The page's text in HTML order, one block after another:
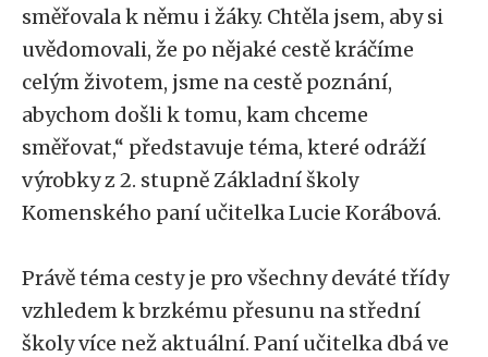
směřovala k němu i žáky. Chtěla jsem, aby si
uvědomovali, že po nějaké cestě kráčíme
celým životem, jsme na cestě poznání,
abychom došli k tomu, kam chceme
směřovat,“ představuje téma, které odráží
výrobky z 2. stupně Základní školy
Komenského paní učitelka Lucie Korábová.
Právě téma cesty je pro všechny deváté třídy
vzhledem k brzkému přesunu na střední
školy více než aktuální. Paní učitelka dbá ve